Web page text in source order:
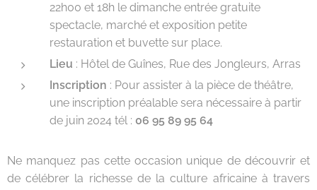
22h00 et 18h le dimanche entrée gratuite
spectacle, marché et exposition petite
restauration et buvette sur place.
Lieu : Hôtel de Guînes, Rue des Jongleurs, Arras
Inscription : Pour assister à la pièce de théâtre,
une inscription préalable sera nécessaire à partir
de juin 2024 tél : 06 95 89 95 64
Ne manquez pas cette occasion unique de découvrir et
de célébrer la richesse de la culture africaine à travers